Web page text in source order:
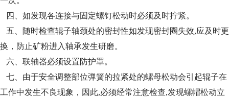
四、如发现各连接与固定螺钉松动时必须及时拧紧。
五、随时检查辊子轴颈处的密封性如发现密封圈失效,应及时更
换，防止矿粉进入轴承发生研磨。
六、联轴器必须设置防护罩。
七、由于安全调整部位弹簧的拉紧处的螺母松动会引起辊子在
工作中发生不良现象，因此,必须经常注意检查,发现螺帽松动立